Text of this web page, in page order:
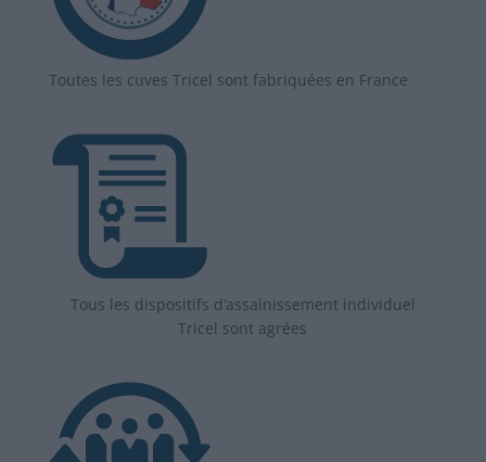
Toutes les cuves Tricel sont fabriquées en France
Tous les dispositifs d’assainissement individuel
Tricel sont agrées